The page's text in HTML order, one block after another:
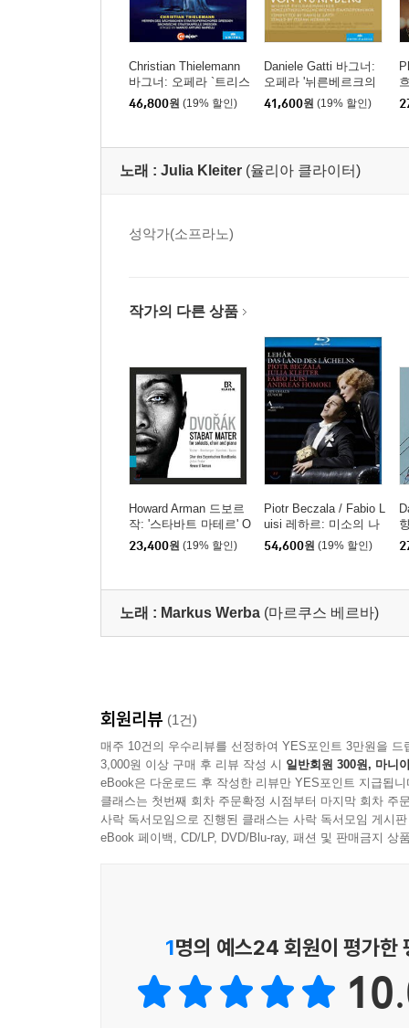
Christian Thielemann
바그너: 오페라 `트리스
탄과 이졸데` (Wagner:
Opera `Tristan und Isol
46,800원 (19% 할인)
Daniele Gatti 바그너:
오페라 '뉘른베르크의
명가수' (Wagner: Die M
eistersinger von Nurnb
41,600원 (19% 할인)
/
노래 : Julia Kleiter (율리아 클라이터)
성악가(소프라노)
작가의 다른 상품
Howard Arman 드보르
작: '스타바트 마테르' O
p.58 (Dvorak: Stabat M
ater)
23,400원 (19% 할인)
Piotr Beczala / Fabio L
uisi 레하르: 미소의 나
라 (Lehar: Das Land de
s Lachelns) 취리히 오
오 루이지
54,600원 (19% 할인)
노래 : Markus Werba (마르쿠스 베르바)
회원리뷰 (1건)
매주 10건의 우수리뷰를 선정하여 YES포인트 3만원을 드
3,000원 이상 구매 후 리뷰 작성 시 일반회원 300원, 마니
eBook은 다운로드 후 작성한 리뷰만 YES포인트 지급됩니
클래스는 첫번째 회차 주문확정 시점부터 마지막 회차 주
사락 독서모임으로 진행된 클래스는 사락 독서모임 게시
eBook 페이백, CD/LP, DVD/Blu-ray, 패션 및 판매금지 상
1명의 예스24 회원이 평가한